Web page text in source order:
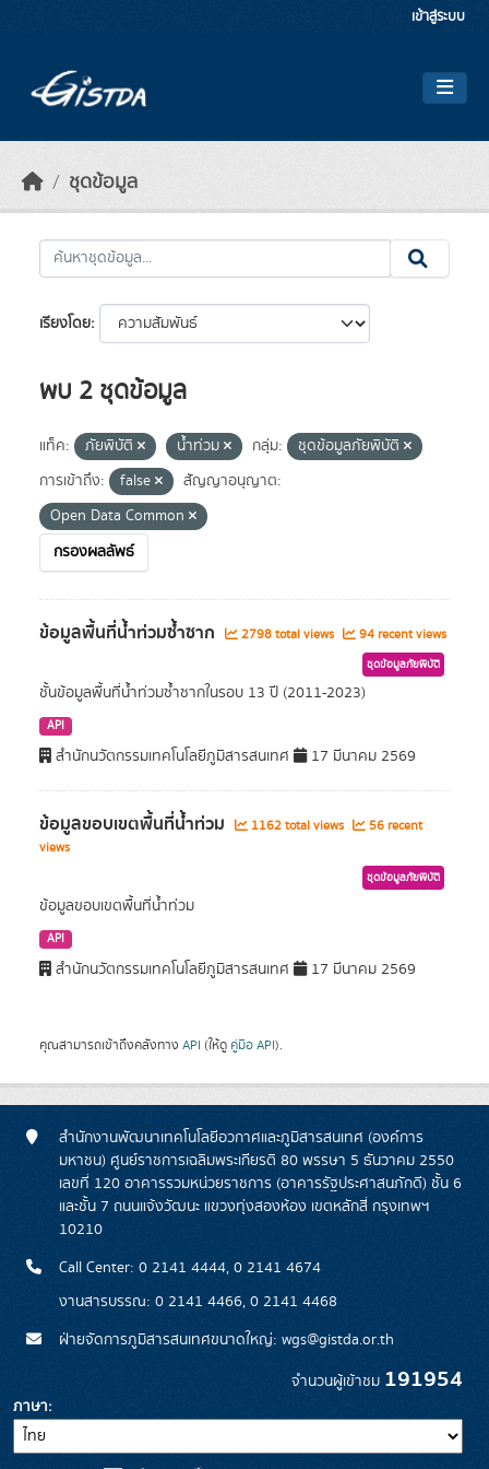
เข้าสู่ระบบ
ชุดข้อมูล
เรียงโดย
พบ 2 ชุดข้อมูล
แท็ค: ภัยพิบัติ น้ำท่วม กลุ่ม:
ชุดข้อมูลภัยพิบัติ
การเข้าถึง:
false
สัญญาอนุญาต:
Open Data Common
กรองผลลัพธ์
ข้อมูลพื้นที่น้ำท่วมซ้ำซาก 2798 total views 94 recent views
ชุดข้อมูลภัยพิบัติ
ชั้นข้อมูลพื้นที่น้ำท่วมซ้ำซากในรอบ 13 ปี (2011-2023)
API
สำนักนวัตกรรมเทคโนโลยีภูมิสารสนเทศ 17 มีนาคม 2569
ข้อมูลขอบเขตพื้นที่น้ำท่วม 1162 total views
56 recent
views
ชุดข้อมูลภัยพิบัติ
ข้อมูลขอบเขตพื้นที่น้ำท่วม
API
สำนักนวัตกรรมเทคโนโลยีภูมิสารสนเทศ 17 มีนาคม 2569
คุณสามารถเข้าถึงคลังทาง API (ให้ดู คู่มือ API).
สำนักงานพัฒนาเทคโนโลยีอวกาศและภูมิสารสนเทศ (องค์การ
มหาชน) ศูนย์ราชการเฉลิมพระเกียรติ 80 พรรษา 5 ธันวาคม 2550
เลขที่ 120 อาคารรวมหน่วยราชการ (อาคารรัฐประศาสนภักดี) ชั้น 6
และชั้น 7 ถนนแจ้งวัฒนะ แขวงทุ่งสองห้อง เขตหลักสี่ กรุงเทพฯ
10210
Call Center: 0 2141 4444, 0 2141 4674
งานสารบรรณ: 0 2141 4466, 0 2141 4468
ฝ่ายจัดการภูมิสารสนเทศขนาดใหญ่: wgs@gistda.or.th
จำนวนผู้เข้าชม 191954
ภาษา